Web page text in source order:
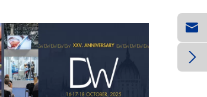

